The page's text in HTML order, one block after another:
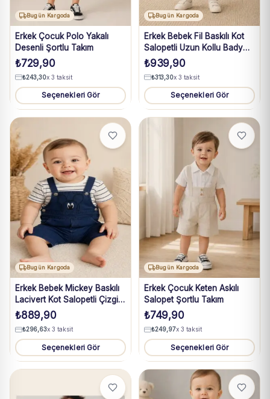
Bugün Kargoda
Erkek Çocuk Polo Yakalı
Desenli Şortlu Takım
₺729,90
₺243,30x 3 taksit
Seçenekleri Gör
Bugün Kargoda
Erkek Bebek Fil Baskılı Kot
Salopetli Uzun Kollu Bady
Takım 3-18 Ay
₺939,90
₺313,30x 3 taksit
Seçenekleri Gör
Bugün Kargoda
Erkek Bebek Mickey Baskılı
Lacivert Kot Salopetli Çizgili
Tişört Takım 3-18 Ay
₺889,90
₺296,63x 3 taksit
Seçenekleri Gör
Bugün Kargoda
Erkek Çocuk Keten Askılı
Salopet Şortlu Takım
₺749,90
₺249,97x 3 taksit
Seçenekleri Gör